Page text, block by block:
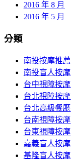
2016 年 8 月
2016 年 5 月
分類
南投按摩推薦
南投盲人按摩
台中視障按摩
台北視障按摩
台北高級餐廳
台南視障按摩
台東視障按摩
嘉義盲人按摩
基隆盲人按摩